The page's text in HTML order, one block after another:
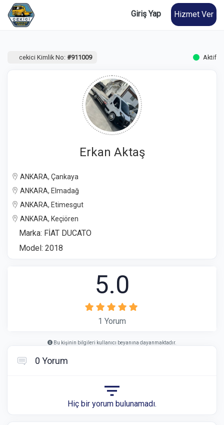
Giriş Yap Hizmet Ver
cekici Kimlik No: #911009 Aktif
Erkan Aktaş
ANKARA, Çankaya
ANKARA, Elmadağ
ANKARA, Etimesgut
ANKARA, Keçiören
Marka: FİAT DUCATO
Model: 2018
5.0
1 Yorum
Bu kişinin bilgileri kullanıcı beyanına dayanmaktadır.
0 Yorum
Hiç bir yorum bulunamadı.